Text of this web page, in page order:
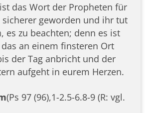
das Wort der Propheten für
sicherer geworden und ihr tut
es zu beachten; denn es ist
an einem finsteren Ort
der Tag anbricht und der
aufgeht in eurem Herzen.
(Ps 97 (96),1-2.5-6.8-9 (R: vgl.